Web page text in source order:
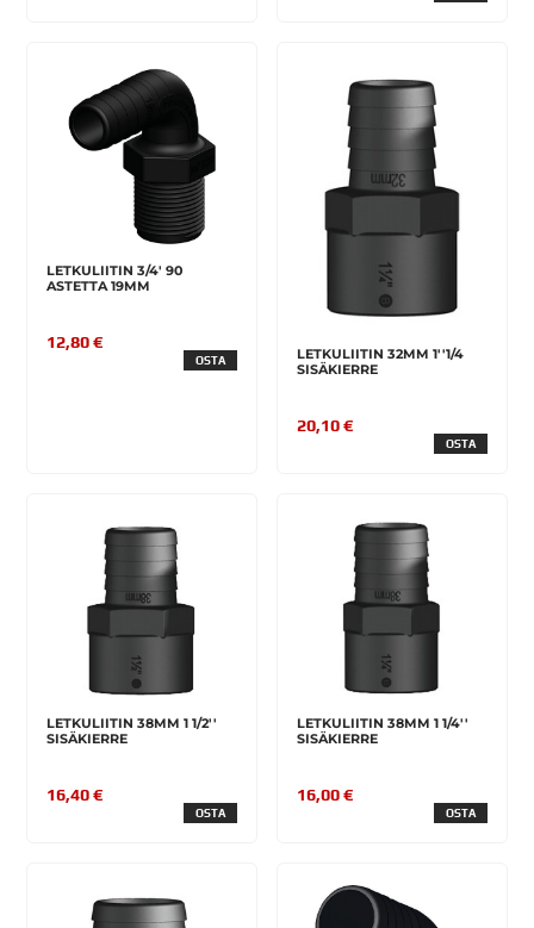
LETKULIITIN 3/4' 90
ASTETTA 19MM
12,80 €
OSTA
LETKULIITIN 32MM 1''1/4
SISÄKIERRE
20,10 €
OSTA
LETKULIITIN 38MM 1 1/2''
SISÄKIERRE
16,40 €
OSTA
LETKULIITIN 38MM 1 1/4''
SISÄKIERRE
16,00 €
OSTA